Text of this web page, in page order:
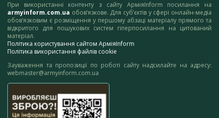
При використанні контенту з сайту АрміяInform посилання на
armyinform.com.ua обов’язкове. Для суб’єктів у сфері онлайн-медіа
обов’язковим є розміщення у першому абзаці матеріалу прямого та
відкритого для пошукових систем гіперпосилання на цитований
матеріал.
Політика користування сайтом АрміяInform
Політика використання файлів cookie
Зауваження та пропозиції по роботі сайту надсилайте на адресу:
webmaster@armyinform.com.ua